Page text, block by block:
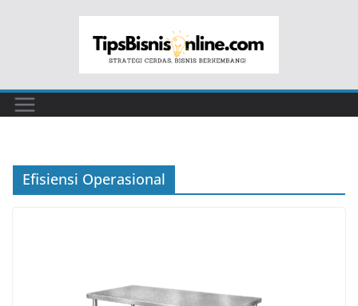
Efisiensi Operasional